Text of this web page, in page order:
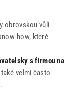
obrovskou vůli
které
s firmou na
velmi často